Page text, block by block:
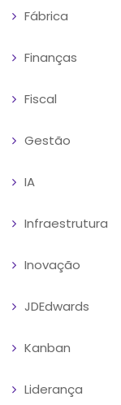
Fábrica
Finanças
Fiscal
Gestão
IA
Infraestrutura
Inovação
JDEdwards
Kanban
Liderança